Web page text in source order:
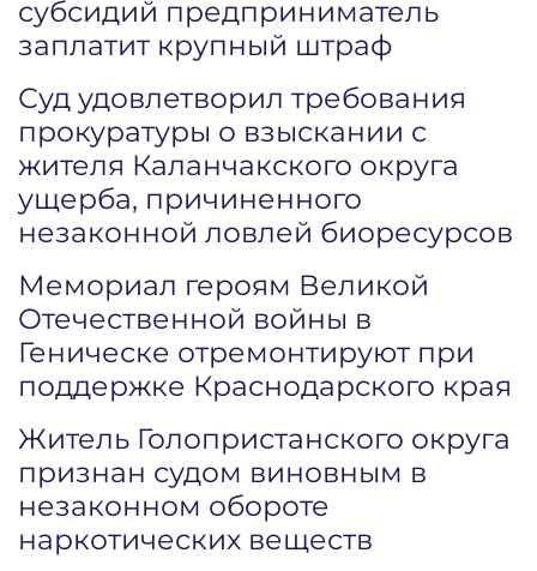
субсидий предприниматель
заплатит крупный штраф
Суд удовлетворил требования
прокуратуры о взыскании с
жителя Каланчакского округа
ущерба, причиненного
незаконной ловлей биоресурсов
Мемориал героям Великой
Отечественной войны в
Геническе отремонтируют при
поддержке Краснодарского края
Житель Голопристанского округа
признан судом виновным в
незаконном обороте
наркотических веществ